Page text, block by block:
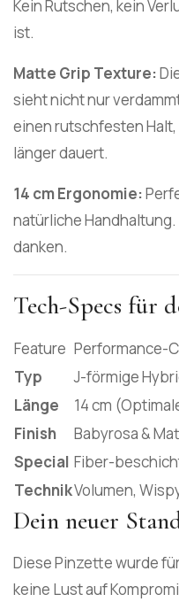
Kein Rutschen, kein
ist.
Matte Grip Texture:
sieht nicht nur
einen rutschfesten
länger dauert.
14 cm Ergonomie:
natürliche
danken.
Tech-Specs für
Feature Performance-
Typ
J-förmige
Länge
14 cm
Finish
Babyrosa &
Special Fiber-
TechnikVolumen,
Dein neuer
Diese Pinzette wurde
keine Lust auf